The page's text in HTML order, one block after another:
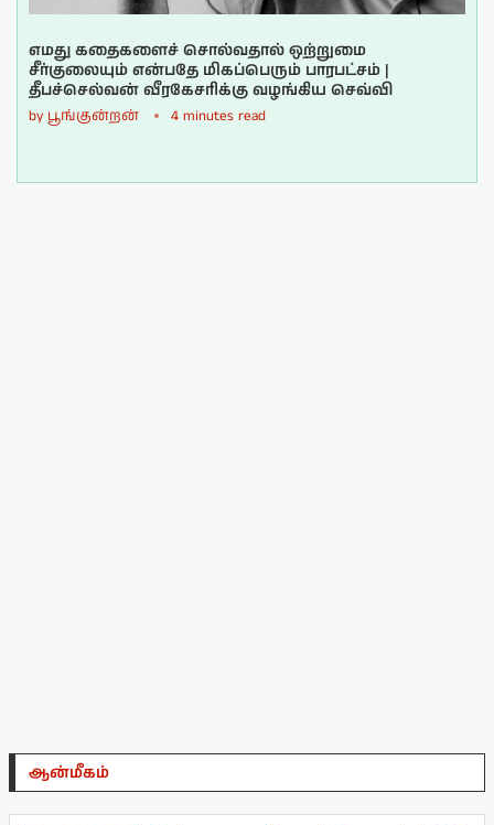
எமது கதைகளைச் சொல்வதால் ஒற்றுமை
சீர்குலையும் என்பதே மிகப்பெரும் பாரபட்சம் |
தீபச்செல்வன் வீரகேசரிக்கு வழங்கிய செவ்வி
by பூங்குன்றன் 4 minutes read
ஆன்மீகம்